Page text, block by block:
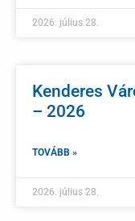
2026. július 28.
Kenderes
– 2026
TOVÁBB »
2026. július 28.